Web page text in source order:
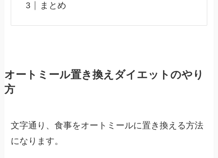
まとめ
オートミール置き換えダイエットのやり
方
文字通り、食事をオートミールに置き換える方法
になります。